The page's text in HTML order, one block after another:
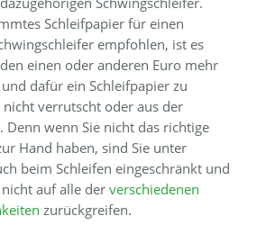
Schleifpapier für einen
empfohlen, ist es
einen oder anderen Euro mehr
dafür ein Schleifpapier zu
nicht verrutscht oder aus der
Denn wenn Sie nicht das richtige
Hand haben, sind Sie unter
beim Schleifen eingeschränkt und
auf alle der verschiedenen
zurückgreifen.